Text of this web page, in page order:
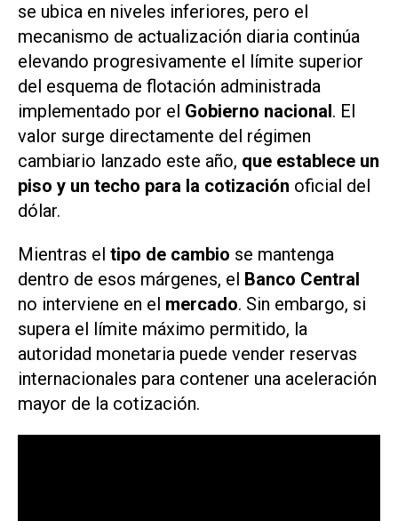
se ubica en niveles inferiores, pero el
mecanismo de actualización diaria continúa
elevando progresivamente el límite superior
del esquema de flotación administrada
implementado por el Gobierno nacional. El
valor surge directamente del régimen
cambiario lanzado este año, que establece un
piso y un techo para la cotización oficial del
dólar.
Mientras el tipo de cambio se mantenga
dentro de esos márgenes, el Banco Central
no interviene en el mercado. Sin embargo, si
supera el límite máximo permitido, la
autoridad monetaria puede vender reservas
internacionales para contener una aceleración
mayor de la cotización.